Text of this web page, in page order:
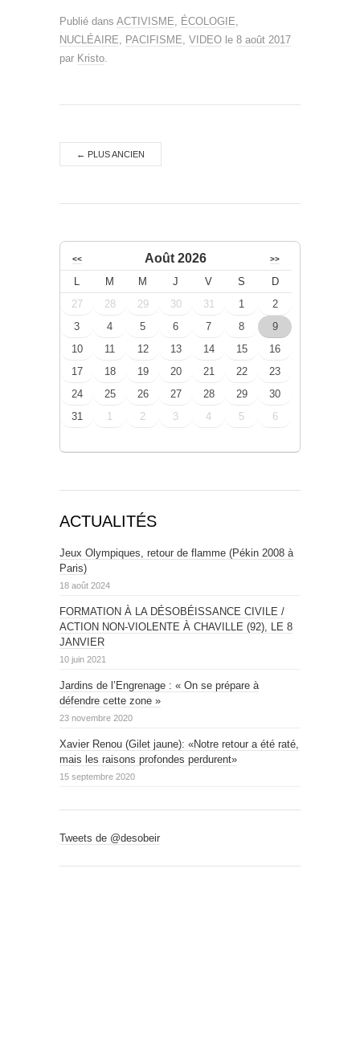
Publié dans ACTIVISME ÉCOLOGIE
NUCLÉAIRE
PACIFISME VIDEO le 8 août 2017
par Kristo
← PLUS ANCIEN
<< Août 2026 >>
M M J V S
D
27
28 29 30 31 1
2
3
4 5 6 7 8
9
10
11 12 13 14 15
16
17
18 19 20 21 22
23
24
25 26 27 28 29
30
31
1 2 3 4 5 6
ACTUALITÉS
Jeux Olympiques, retour de flamme (Pékin 2008 à
Paris)
18 août 2024
FORMATION À LA DÉSOBÉISSANCE CIVILE /
ACTION NON-VIOLENTE À CHAVILLE (92), LE 8
JANVIER
10 juin 2021
Jardins de l’Engrenage : « On se prépare à
défendre cette zone »
23 novembre 2020
Xavier Renou (Gilet jaune): «Notre retour a été raté,
mais les raisons profondes perdurent»
15 septembre 2020
Tweets de @desobeir